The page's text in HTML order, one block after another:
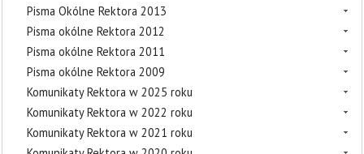
Pisma Okólne Rektora 2013
Pisma okólne Rektora 2012
Pisma okólne Rektora 2011
Pisma okólne Rektora 2009
Komunikaty Rektora w 2025 roku
Komunikaty Rektora w 2022 roku
Komunikaty Rektora w 2021 roku